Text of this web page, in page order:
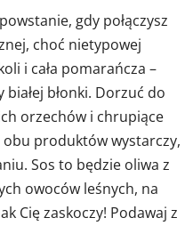
gdy połączysz
choć nietypowej
i cała pomarańcza –
błonki. Dorzuć do
orzechów i chrupiące
obu produktów wystarczy,
Sos to będzie oliwa z
owoców leśnych, na
Cię zaskoczy! Podawaj z